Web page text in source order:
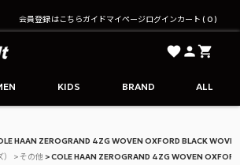
会員登録はこちらガイドマイページログインカート 0
Limited.edt - リミテッドエディション公式オンライ
KIDS BRAND ALL
HAAN ZEROGRAND 4ZG WOVEN OXFORD BLACK
その他 COLE HAAN ZEROGRAND 4ZG WOVEN